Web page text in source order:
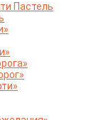
Пастель